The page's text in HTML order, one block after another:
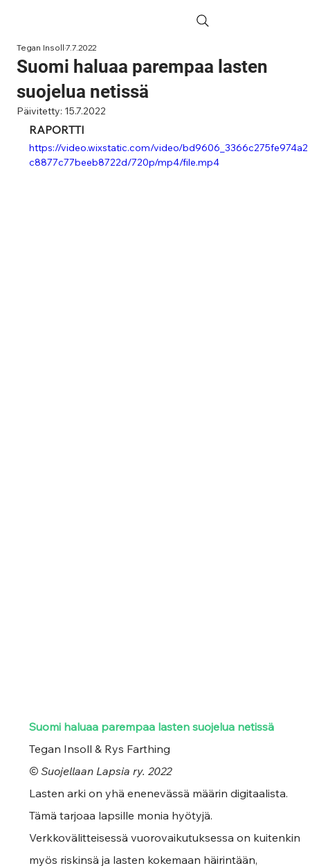
Suomi haluaa parempaa lasten
suojelua netissä
Tegan Insoll7.7.2022
Päivitetty: 15.7.2022
RAPORTTI
https://video.wixstatic.com/video/bd9606_3366c275fe974a2
c8877c77beeb8722d/720p/mp4/file.mp4
Suomi haluaa parempaa lasten suojelua netissä
Tegan Insoll & Rys Farthing
© Suojellaan Lapsia ry. 2022
Lasten arki on yhä enenevässä määrin digitaalista.
Tämä tarjoaa lapsille monia hyötyjä.
Verkkovälitteisessä vuorovaikutuksessa on kuitenkin
myös riskinsä ja lasten kokemaan häirintään,